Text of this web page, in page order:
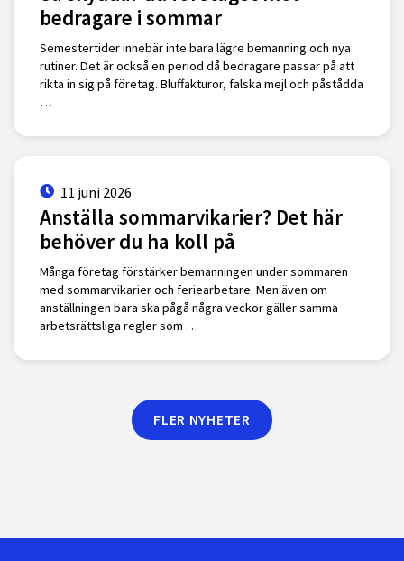
bedragare i sommar
Semestertider innebär inte bara lägre bemanning och nya
rutiner. Det är också en period då bedragare passar på att
rikta in sig på företag. Bluffakturor, falska mejl och påstådda
…
11 juni 2026
Anställa sommarvikarier? Det här
behöver du ha koll på
Många företag förstärker bemanningen under sommaren
med sommarvikarier och feriearbetare. Men även om
anställningen bara ska pågå några veckor gäller samma
arbetsrättsliga regler som …
FLER NYHETER